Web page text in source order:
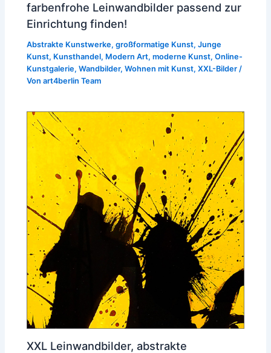
farbenfrohe Leinwandbilder passend zur
Einrichtung finden!
Abstrakte Kunstwerke,großformatige Kunst,Junge
Kunst, Kunsthandel, Modern Art,moderne Kunst,Online-
Kunstgalerie,Wandbilder,Wohnen mit Kunst,XXL-Bilder /
Vonart4berlin Team
XXL Leinwandbilder, abstrakte